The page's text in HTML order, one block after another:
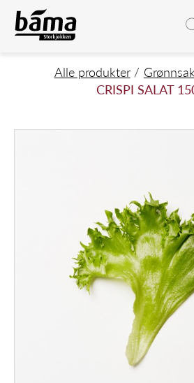
CRISPI SALAT 150 gr
Hovedinnhold
Hovedmeny
Hovedmeny
Alle produkter
CRISPI SALAT